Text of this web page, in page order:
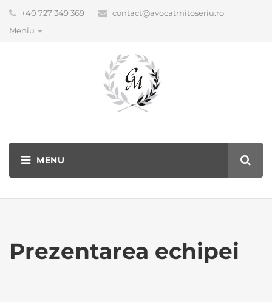
+40 727 349 369
contact@avocatmitoseriu.ro
Meniu
Prezentarea echipei